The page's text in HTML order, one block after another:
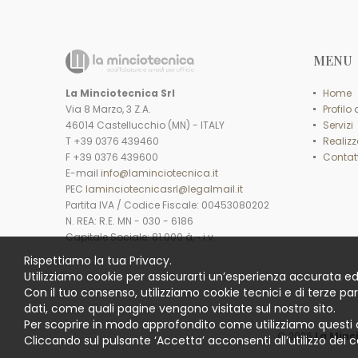
La Minciotecnica Srl
Via 8 Marzo, 3 Z.A.
46014 Castellucchio (MN) - ITALY
T +39 0376 439460
F +39 0376 439600
E-mail info@laminciotecnica.it
PEC laminciotecnicasrl@legalmail.it
Partita IVA / Codice Fiscale: 00453080202
N. REA: R.E. MN - 030 - 6186
Capitale Sociale: 81.000 â‚¬ i.v.
MENU
Home
Profilo
Servizi
© 2026La
Rispettiamo la tua Privacy.
Utilizziamo cookie per assicurarti un’esperienza accurata
Con il tuo consenso, utilizziamo cookie tecnici e di terze
dati, come quali pagine vengono visitate sul nostro sito.
Per scoprire in modo approfondito come utilizziamo questi
Cliccando sul pulsante ‘Accetta’ acconsenti all’utilizzo dei